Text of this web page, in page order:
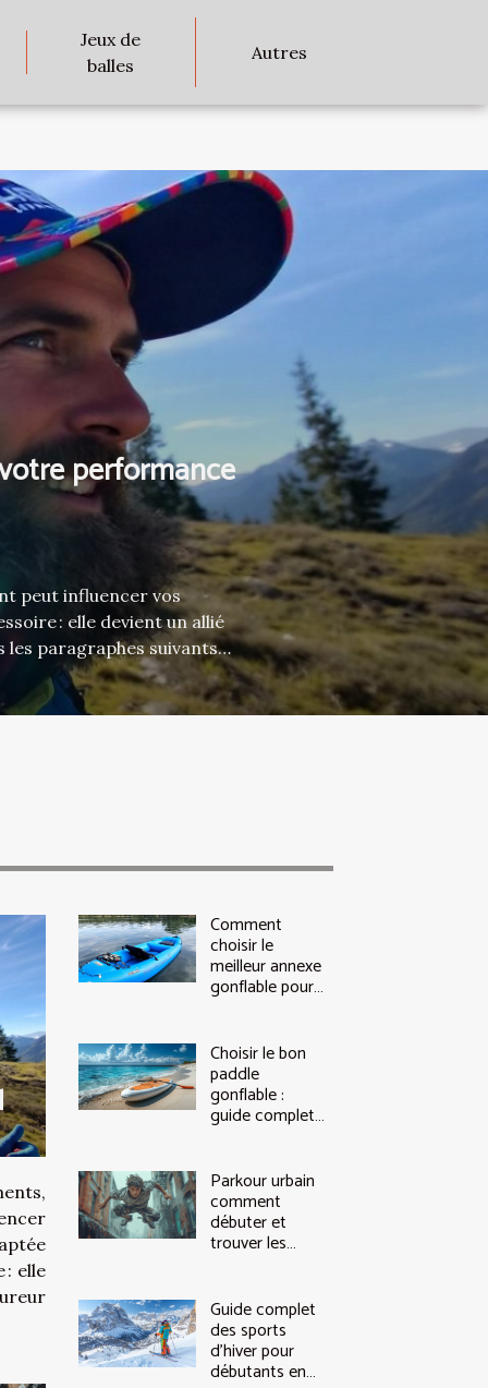
Jeux de
balles
Autres
performance
peut influencer vos
: elle devient un allié
paragraphes suivants
et optimiser vos
: elle
Comment
choisir le
meilleur annexe
gonflable pour
Choisir le bon
paddle
gonflable :
guide complet
Parkour urbain
comment
débuter et
trouver les
Guide complet
des sports
d'hiver pour
débutants en